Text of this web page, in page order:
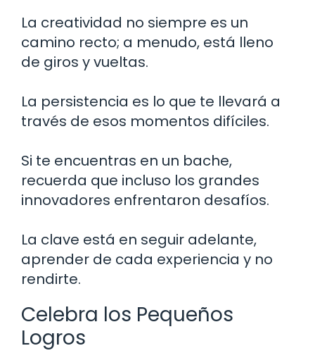
La creatividad no siempre es un
camino recto; a menudo, está lleno
de giros y vueltas.
La persistencia es lo que te llevará a
través de esos momentos difíciles.
Si te encuentras en un bache,
recuerda que incluso los grandes
innovadores enfrentaron desafíos.
La clave está en seguir adelante,
aprender de cada experiencia y no
rendirte.
Celebra los Pequeños
Logros